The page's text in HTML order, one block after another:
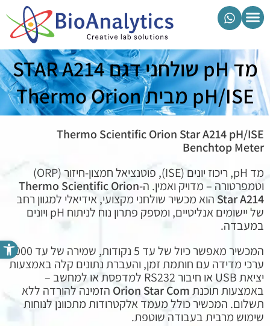
מד pH שולחני דגם STAR A214
pH/ISE מבית Thermo Orion
Thermo Scientific Orion Star A214 pH/ISE
Benchtop Meter
מד pH, ריכוז יונים (ISE), פוטנציאל חמצון-חיזור (ORP)
וטמפרטורה – מדויק ואמין. ה-Thermo Scientific Orion
StarA214
הוא מכשיר שולחני מקצועי, אידיאלי למגוון רחב
של יישומים אנליטיים, ומספק פתרון נוח לניתוח pH ויונים
במעבדה.
המכשיר מאפשר כיול של עד 5 נקודות, שמירה של עד 2000
ערכי מדידה עם חותמת זמן, והעברת נתונים קלה באמצעות
יציאת USB או חיבור RS232 למדפסת או למחשב –
באמצעות תוכנתOrion Star Com הזמינה להורדה ללא
תשלום. המכשיר כולל מעמד אלקטרודות מתכוונן לנוחות
שימוש מרבית בעבודה שוטפת.
פתח סרגל נגישות